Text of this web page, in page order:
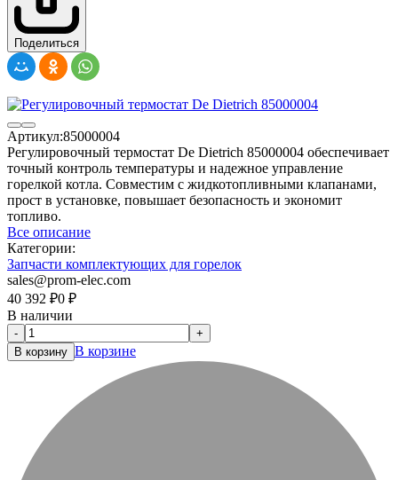
Поделиться
Артикул:85000004
Регулировочный термостат De Dietrich 85000004 обеспечивает
точный контроль температуры и надежное управление
горелкой котла. Совместим с жидкотопливными клапанами,
прост в установке, повышает безопасность и экономит
топливо.
Все описание
Категории:
Запчасти комплектующих для горелок
sales@prom-elec.com
40 392 ₽0 ₽
В наличии
-
+
В корзину В корзине